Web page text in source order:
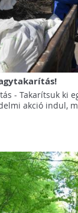
- Takarítsuk ki
akció indul,